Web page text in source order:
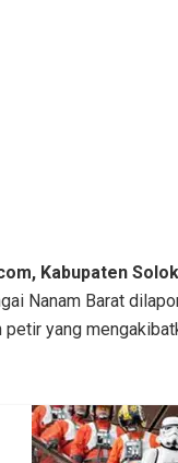
Kabupaten Solok
Nanam Barat
petir yang